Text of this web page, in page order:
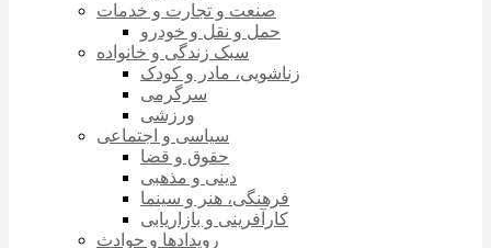
صنعت و تجارت و خدمات
حمل و نقل و خودرو
سبک زندگی و خانواده
زناشویی، مادر و کودک
سرگرمی
ورزشی
سیاسی و اجتماعی
حقوق و قضا
دینی و مذهبی
فرهنگی، هنر و سینما
کارآفرینی و بازاریابی
رویدادها و حوادث